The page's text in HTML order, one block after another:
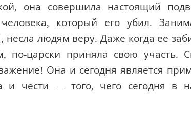
она совершила настоящий
который его убил.
несла людям веру. Даже когда ее
по-царски приняла свою участь.
Она и сегодня является
и чести — того, чего сегодня в